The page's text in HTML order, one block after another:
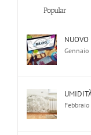
Popular
NUOVO